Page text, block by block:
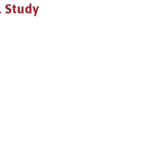
Study